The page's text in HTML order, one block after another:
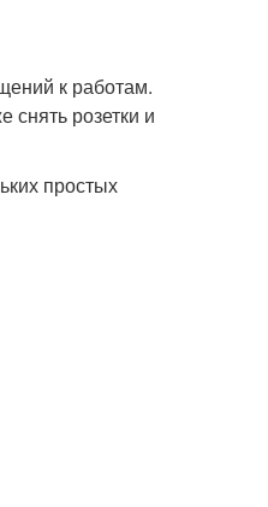
к работам.
снять розетки и
простых